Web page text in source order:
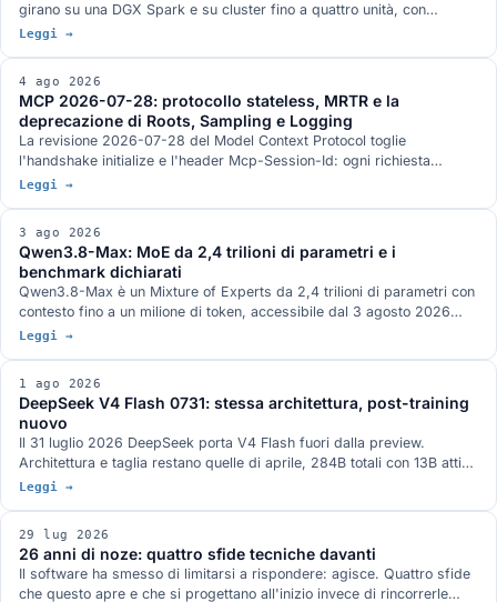
girano su una DGX Spark e su cluster fino a quattro unità, con
contesto e token al secondo. Le ricette sono su GitHub e si possono
accostano misure prese in condizioni diverse.
Leggi →
4 ago 2026
MCP 2026-07-28: protocollo stateless, MRTR e la
deprecazione di Roots, Sampling e Logging
La revisione 2026-07-28 del Model Context Protocol toglie
l'handshake initialize e l'header Mcp-Session-Id: ogni richiesta
viaggia da sola e un server MCP sta dietro un load balancer come un
Sampling e Logging sono deprecate con dodici mesi di finestra.
Leggi →
3 ago 2026
Qwen3.8-Max: MoE da 2,4 trilioni di parametri e i
benchmark dichiarati
Qwen3.8-Max è un Mixture of Experts da 2,4 trilioni di parametri con
contesto fino a un milione di token, accessibile dal 3 agosto 2026
attraverso le API di Model Studio e la piattaforma QwenWork. I pesi
benchmark pubblicati da Qwen, dove il quadro non è a senso unico, e
la serie Max finora.
Leggi →
1 ago 2026
DeepSeek V4 Flash 0731: stessa architettura, post-training
nuovo
Il 31 luglio 2026 DeepSeek porta V4 Flash fuori dalla preview.
Architettura e taglia restano quelle di aprile, 284B totali con 13B attivi,
e il guadagno viene tutto dal post-training rifatto: Terminal-Bench 2.1
antirez.
Leggi →
29 lug 2026
26 anni di noze: quattro sfide tecniche davanti
Il software ha smesso di limitarsi a rispondere: agisce. Quattro sfide
che questo apre e che si progettano all'inizio invece di rincorrerle